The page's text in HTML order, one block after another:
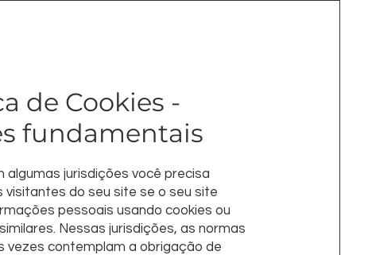
de Cookies -
fundamentais
algumas jurisdições você precisa
visitantes do seu site se o seu site
pessoais usando cookies ou
Nessas jurisdições, as normas
vezes contemplam a obrigação de